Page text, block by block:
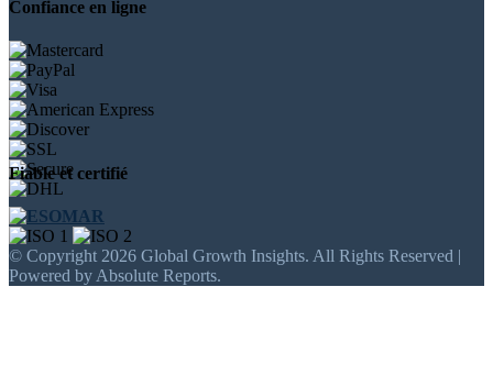
Confiance en ligne
Fiable et certifié
© Copyright 2026 Global Growth Insights. All Rights Reserved |
Powered by Absolute Reports.